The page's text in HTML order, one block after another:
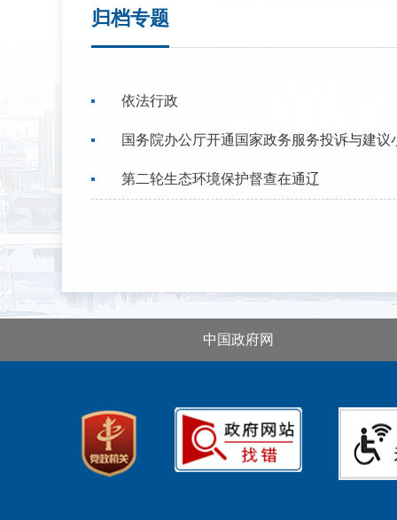
归档专题
依法行政
国务院办公厅开通国家政务服务投诉与建议
第二轮生态环境保护督查在通辽
中国政府网